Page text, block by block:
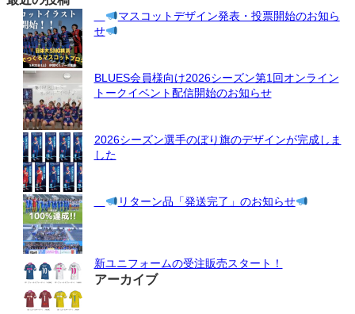
マスコットデザイン発表・投票開始のお知ら
せ
BLUES会員様向け2026シーズン第1回オンライン
トークイベント配信開始のお知らせ
2026シーズン選手のぼり旗のデザインが完成しま
した
リターン品「発送完了」のお知らせ
新ユニフォームの受注販売スタート！
アーカイブ